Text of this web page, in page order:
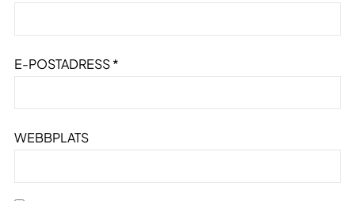
E-POSTADRESS*
WEBBPLATS